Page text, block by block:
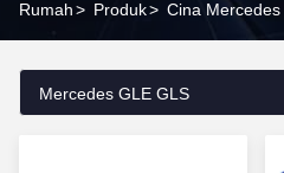
Rumah> Produk> Cina
Mercedes GLE GLS